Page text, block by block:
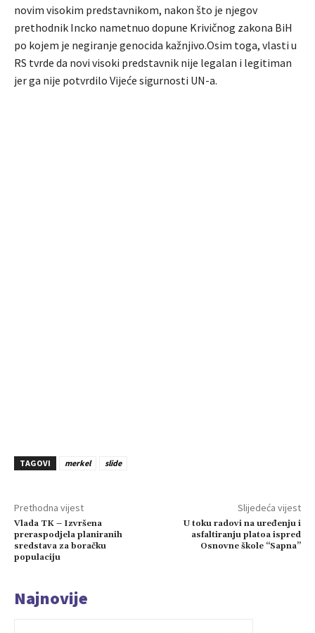
novim visokim predstavnikom, nakon što je njegov
prethodnik Incko nametnuo dopune Krivičnog zakona BiH
po kojem je negiranje genocida kažnjivo.Osim toga, vlasti u
RS tvrde da novi visoki predstavnik nije legalan i legitiman
jer ga nije potvrdilo Vijeće sigurnosti UN-a.
TAGOVI merkel slide
Prethodna vijest
Vlada TK – Izvršena
preraspodjela planiranih
sredstava za boračku
populaciju
Slijedeća vijest
U toku radovi na uređenju i
asfaltiranju platoa ispred
Osnovne škole “Sapna”
Najnovije